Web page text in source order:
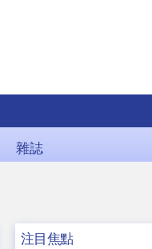
雜誌
注目焦點